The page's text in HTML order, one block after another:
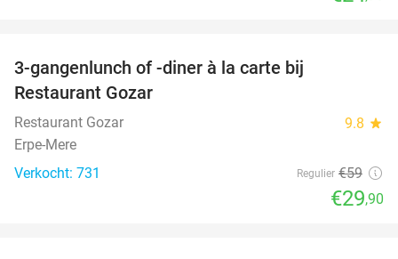
3-gangenlunch of -diner à la carte bij
Restaurant Gozar
Restaurant Gozar 9.8 star
Erpe-Mere
Verkocht: 731
Regulier €59
€29,90